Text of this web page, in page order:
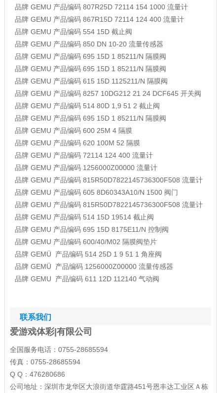
品牌 GEMU 产品编码 807R25D 72114 154 1000 流量计
品牌 GEMU 产品编码 867R15D 72114 124 400 流量计
品牌 GEMU 产品编码 554 15D 截止阀
品牌 GEMU 产品编码 850 DN 10-20 流量传感器
品牌 GEMU 产品编码 695 15D 1 85211/N 隔膜阀
品牌 GEMU 产品编码 695 15D 1 85211/N 隔膜阀
品牌 GEMU 产品编码 615 15D 1125211/N 隔膜阀
品牌 GEMU 产品编码 8257 10DG212 21 24 DCF645 开关阀
品牌 GEMU 产品编码 514 80D 1,9 51 2 截止阀
品牌 GEMU 产品编码 695 15D 1 85211/N 隔膜阀
品牌 GEMU 产品编码 600 25M 4 隔膜
品牌 GEMU 产品编码 620 100M 52 隔膜
品牌 GEMU 产品编码 72114 124 400 流量计
品牌 GEMU 产品编码 1256000Z00000 流量计
品牌 GEMU 产品编码 815R50D7822145736300F508 流量计
品牌 GEMU 产品编码 605 8D60343A10/N 1500 阀门
品牌 GEMU 产品编码 815R50D7822145736300F508 流量计
品牌 GEMU 产品编码 514 15D 19514 截止阀
品牌 GEMU 产品编码 695 15D 8175E11/N 控制阀
品牌 GEMU 产品编码 600/40/M02 隔膜阀垫片
品牌 GEMÜ 产品编码 514 25D 1 9 51 1 角座阀
品牌 GEMÜ 产品编码 1256000Z00000 流量传感器
品牌 GEMU 产品编码 611 12D 112140 气动阀
联系我们
爱游戏体彩|有限公司
全国服务电话：0755-28685594
传真：0755-28685594
Q Q：476280686
公司地址：深圳市龙华区大浪街道华霆路451号恩丰达工业区Ａ栋